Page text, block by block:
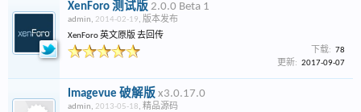
XenForo 测试版 2.0.0 Beta 1
admin, 2014-02-19, 版本发布
XenForo 英文原版 去回传
下载: 78
更新: 2017-09-07
Imagevue 破解版 x3.0.17.0
admin, 2013-05-18, 精品源码